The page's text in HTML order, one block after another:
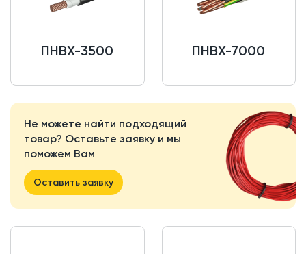
ПНВХ-3500 ПНВХ-7000
Не можете найти подходящий
товар? Оставьте заявку и мы
поможем Вам
Оставить заявку